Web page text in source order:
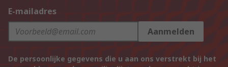
E-mailadres
Aanmelden
De persoonlijke gegevens die u aan ons verstrekt bij het